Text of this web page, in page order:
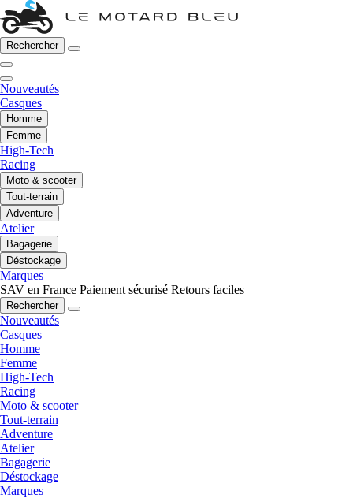
Rechercher
Nouveautés
Casques
Homme
Femme
High-Tech
Racing
Moto & scooter
Tout-terrain
Adventure
Atelier
Bagagerie
Déstockage
Marques
SAV en France Paiement sécurisé Retours faciles
Rechercher
Nouveautés
Casques
Homme
Femme
High-Tech
Racing
Moto & scooter
Tout-terrain
Adventure
Atelier
Bagagerie
Déstockage
Marques